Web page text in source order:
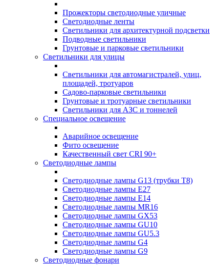
Прожекторы светодиодные уличные
Светодиодные ленты
Светильники для архитектурной подсветки
Подводные светильники
Грунтовые и парковые светильники
Светильники для улицы
Светильники для автомагистралей, улиц,
площадей, тротуаров
Садово-парковые светильники
Грунтовые и тротуарные светильники
Светильники для АЗС и тоннелей
Специальное освещение
Аварийное освещение
Фито освещение
Качественный свет CRI 90+
Светодиодные лампы
Светодиодные лампы G13 (трубки T8)
Светодиодные лампы Е27
Светодиодные лампы Е14
Светодиодные лампы MR16
Светодиодные лампы GX53
Светодиодные лампы GU10
Светодиодные лампы GU5.3
Светодиодные лампы G4
Светодиодные лампы G9
Светодиодные фонари